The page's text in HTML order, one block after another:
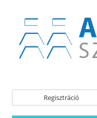
Regisztráció